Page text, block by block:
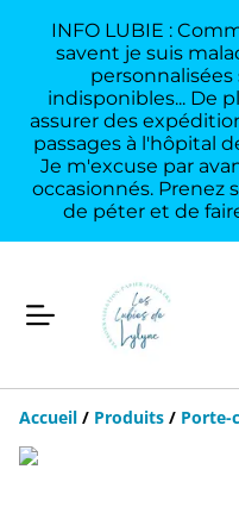
INFO LUBIE :
savent je suis
indisponibles... De
assurer des
passages à l'hôpital
Je m'excuse par
occasionnés. Prenez
de péter et de
Accueil / Produits / Porte-